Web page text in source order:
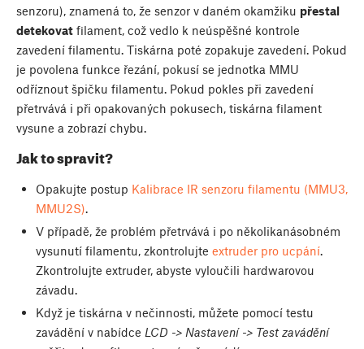
senzoru), znamená to, že senzor v daném okamžiku přestal
detekovat filament, což vedlo k neúspěšné kontrole
zavedení filamentu. Tiskárna poté zopakuje zavedení. Pokud
je povolena funkce řezání, pokusí se jednotka MMU
odříznout špičku filamentu. Pokud pokles při zavedení
přetrvává i při opakovaných pokusech, tiskárna filament
vysune a zobrazí chybu.
Jak to spravit?
Opakujte postup Kalibrace IR senzoru filamentu (MMU3,
MMU2S).
V případě, že problém přetrvává i po několikanásobném
vysunutí filamentu, zkontrolujte extruder pro ucpání.
Zkontrolujte extruder, abyste vyloučili hardwarovou
závadu.
Když je tiskárna v nečinnosti, můžete pomocí testu
zavádění v nabídce LCD -> Nastavení -> Test zavádění